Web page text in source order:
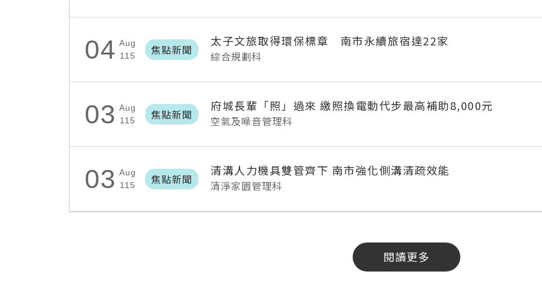
04 Aug
115
焦點新聞
太子文旅取得環保標章 南市永續旅宿達22家
綜合規劃科
03 Aug
115
焦點新聞
府城長輩「照」過來 繳照換電動代步最高補助8,000元
空氣及噪音管理科
03 Aug
115
焦點新聞
清溝人力機具雙管齊下 南市強化側溝清疏效能
清淨家園管理科
閱讀更多